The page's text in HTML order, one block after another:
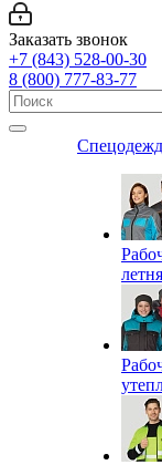
Заказать звонок
+7 (843) 528-00-30
8 (800) 777-83-77